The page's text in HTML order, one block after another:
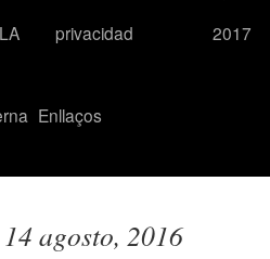
privacidad
2017
Enllaços
14 agosto, 2016